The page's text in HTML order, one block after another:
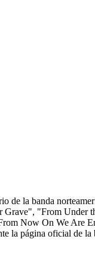
de la banda
Grave", "From
Now On We Are
la página oficial de la